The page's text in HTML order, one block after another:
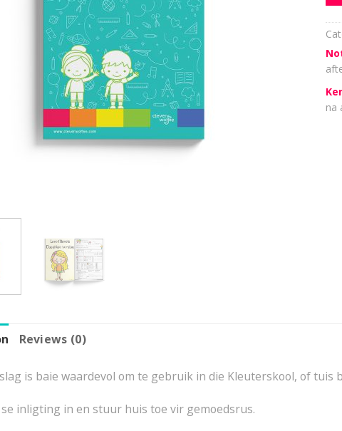
na
Reviews (0)
is baie waardevol om te gebruik in die Kleuterskool, of tuis
se inligting in en stuur huis toe vir gemoedsrus.